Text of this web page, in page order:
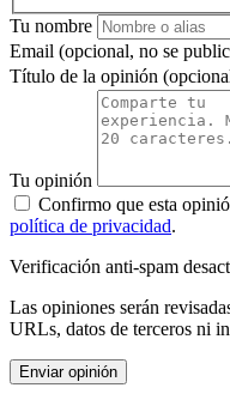
Tu nombre
Email (opcional, no se
Título de la opinión
Tu opinión
Confirmo que esta
política de privacidad.
Verificación anti-spam
Las opiniones serán
URLs, datos de terceros ni
Enviar opinión